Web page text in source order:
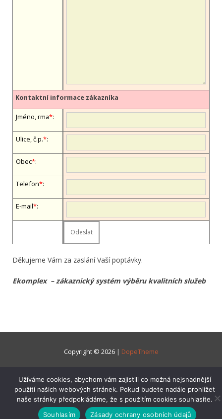
Kontaktní informace zákazníka
Jméno, firma*:
Ulice, č.p.*:
Obec*:
Telefon*:
E-mail*:
Děkujeme Vám za zaslání Vaší poptávky.
Ekomplex – zákaznický systém výběru kvalitních služeb
Copyright © 2026 | DopeTheme
Užíváme cookies, abychom vám zajistili co možná nejsnadnější
použití našich webových stránek. Pokud budete nadále prohlížet
naše stránky předpokládáme, že s použitím cookies souhlasíte.
Souhlasím
Zásady ochrany osobních údajů